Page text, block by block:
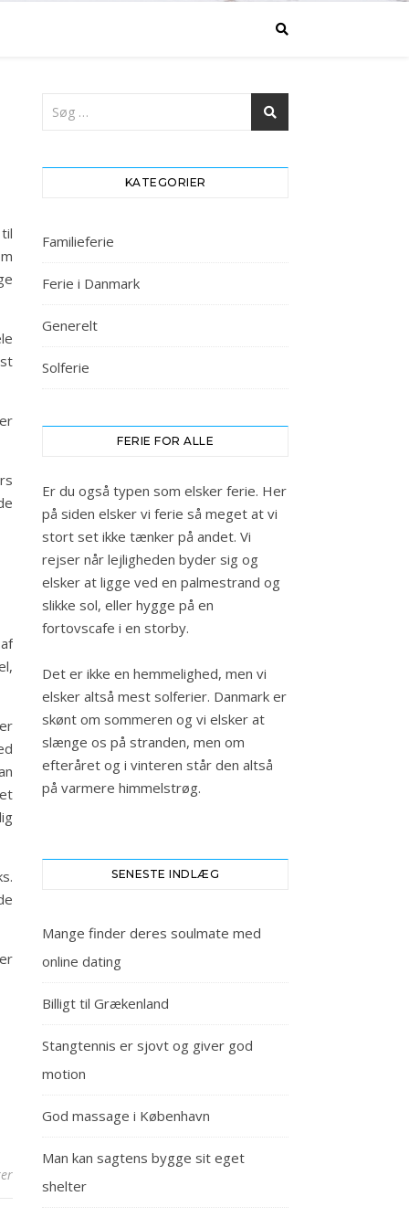
KATEGORIER
Familieferie
Ferie i Danmark
Generelt
Solferie
FERIE FOR ALLE
Er du også typen som elsker ferie. Her
på siden elsker vi ferie så meget at vi
stort set ikke tænker på andet. Vi
rejser når lejligheden byder sig og
elsker at ligge ved en palmestrand og
slikke sol, eller hygge på en
fortovscafe i en storby.
Det er ikke en hemmelighed, men vi
elsker altså mest solferier. Danmark er
skønt om sommeren og vi elsker at
slænge os på stranden, men om
efteråret og i vinteren står den altså
på varmere himmelstrøg.
SENESTE INDLÆG
Mange finder deres soulmate med
online dating
Billigt til Grækenland
Stangtennis er sjovt og giver god
motion
God massage i København
Man kan sagtens bygge sit eget
shelter